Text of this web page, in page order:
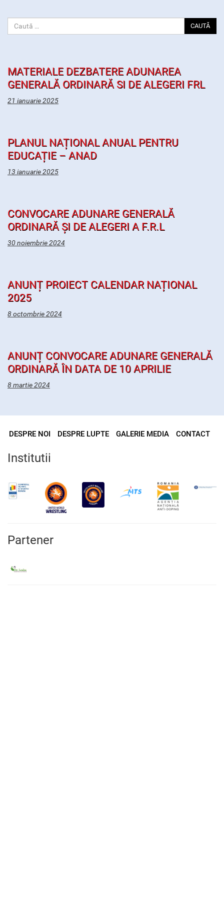
CAUTĂ
MATERIALE DEZBATERE ADUNAREA
GENERALĂ ORDINARĂ SI DE ALEGERI FRL
21 ianuarie 2025
PLANUL NAȚIONAL ANUAL PENTRU
EDUCAȚIE – ANAD
13 ianuarie 2025
CONVOCARE ADUNARE GENERALĂ
ORDINARĂ ȘI DE ALEGERI A F.R.L
30 noiembrie 2024
ANUNȚ PROIECT CALENDAR NAȚIONAL
2025
8 octombrie 2024
ANUNȚ CONVOCARE ADUNARE GENERALĂ
ORDINARĂ ÎN DATA DE 10 APRILIE
8 martie 2024
DESPRE NOI DESPRE LUPTE GALERIE MEDIA CONTACT
Institutii
Partener